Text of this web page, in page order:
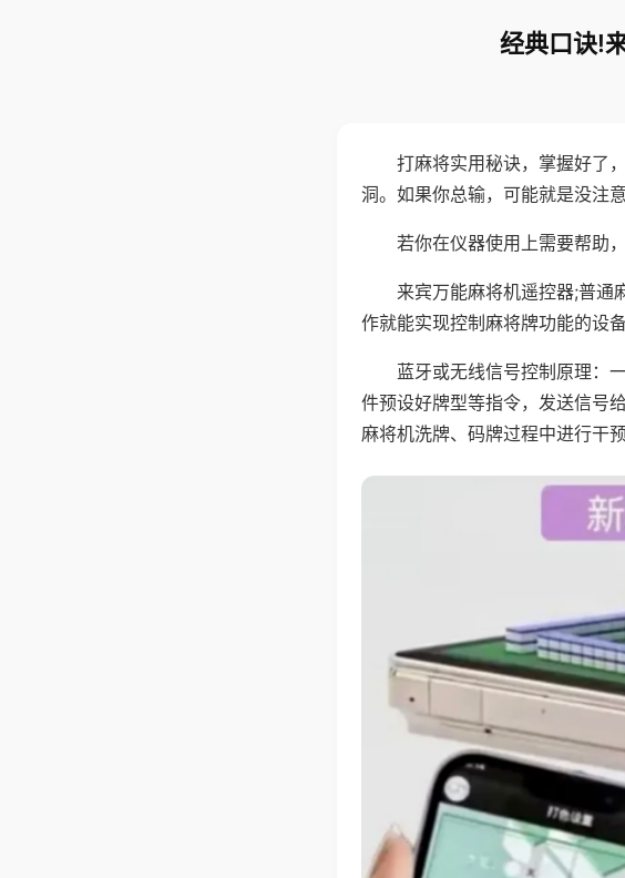
经典口诀!
打麻将实用秘诀，掌握好了
洞。如果你总输，可能就是没注意
若你在仪器使用上需要帮助
来宾万能麻将机遥控器;普通
作就能实现控制麻将牌功能的设备
蓝牙或无线信号控制原理：
件预设好牌型等指令，发送信号
麻将机洗牌、码牌过程中进行干